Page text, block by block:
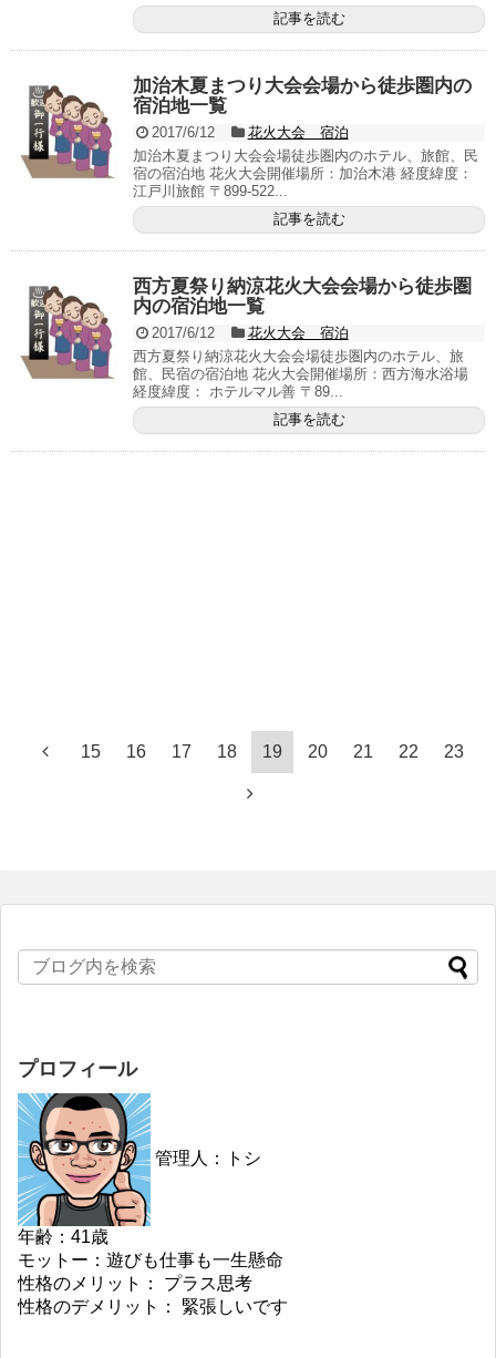
記事を読む
加治木夏まつり大会会場から徒歩圏内の
宿泊地一覧
2017/6/12
花火大会 宿泊
加治木夏まつり大会会場徒歩圏内のホテル、旅館、民
宿の宿泊地 花火大会開催場所：加治木港 経度緯度：
江戸川旅館 〒899-522...
記事を読む
西方夏祭り納涼花火大会会場から徒歩圏
内の宿泊地一覧
2017/6/12
花火大会 宿泊
西方夏祭り納涼花火大会会場徒歩圏内のホテル、旅
館、民宿の宿泊地 花火大会開催場所：西方海水浴場
経度緯度： ホテルマル善 〒89...
記事を読む
15 16 17 18 19 20 21 22 23
プロフィール
管理人：トシ
年齢：41歳
モットー：遊びも仕事も一生懸命
性格のメリット： プラス思考
性格のデメリット： 緊張しいです